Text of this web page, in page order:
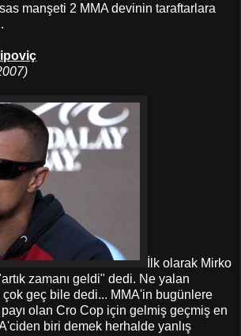
manşeti 2 MMA devinin taraftarlara
İlk olarak Mirko
zamanı geldi" dedi. Ne yalan
geç bile dedi... MMA'in bugünlere
olan Cro Cop için gelmiş geçmiş en
biri demek herhalde yanlış